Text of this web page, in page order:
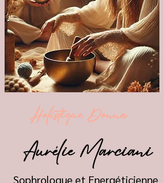
Holistique Donna
Aurélie Marciani
Sophrologue et Energéticienne